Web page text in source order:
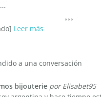
Leer más
a una conversación
bijouterie por Elisabet95